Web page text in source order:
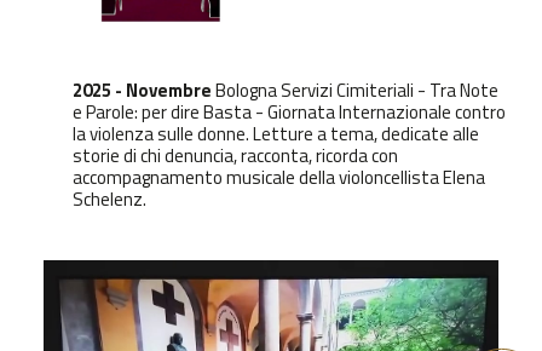
2025 - NovembreBologna Servizi Cimiteriali - Tra Note
e Parole: per dire Basta - Giornata Internazionale contro
la violenza sulle donne. Letture a tema, dedicate alle
storie di chi denuncia, racconta, ricorda con
accompagnamento musicale della violoncellista Elena
Schelenz.